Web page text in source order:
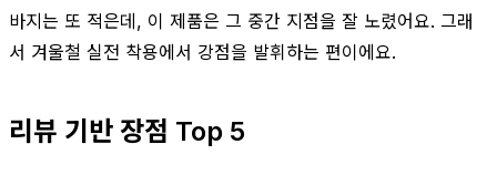
바지는 또 적은데, 이 제품은 그 중간 지점을 잘 노렸어요. 그래
서 겨울철 실전 착용에서 강점을 발휘하는 편이에요.
리뷰 기반 장점 Top 5